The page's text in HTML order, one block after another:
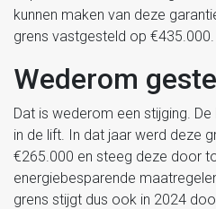
kunnen maken van deze
grens vastgesteld op €435.000.
Wederom
Dat is wederom een stijging.
in de lift. In dat jaar werd deze
€265.000 en steeg deze door
energiebesparende
grens stijgt dus ook in 2024